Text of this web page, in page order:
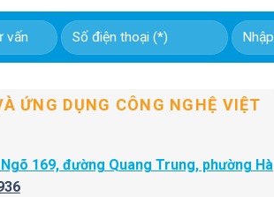
ỨNG DỤNG CÔNG NGHỆ VIỆT
169, đường Quang Trung, phường Hà